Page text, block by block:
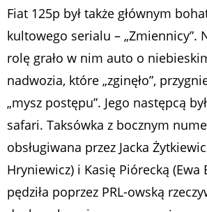
Fiat 125p był także głównym
kultowego serialu – „Zmiennicy”.
rolę grało w nim auto o
nadwozia, które „zginęło”,
„mysz postępu”. Jego następcą
safari. Taksówka z bocznym
obsługiwana przez Jacka
Hryniewicz) i Kasię Piórecką (Ewa
pędziła poprzez PRL-owską